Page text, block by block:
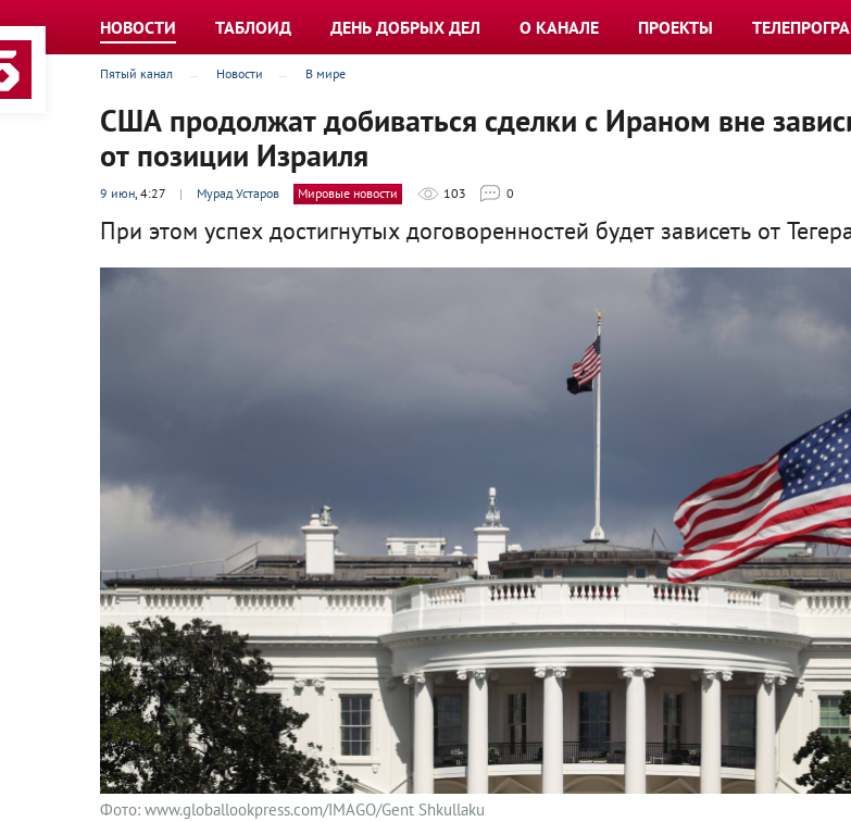
НОВОСТИ ТАБЛОИД ДЕНЬ ДОБРЫХ ДЕЛ О КАНАЛЕ ПРОЕКТЫ
Пятый канал Новости В мире
США продолжат добиваться сделки с Ираном вне
от позиции Израиля
9 июн, 4:27 | Мурад Устаров Мировые новости 103 0
При этом успех достигнутых договоренностей будет зависеть от
Фото: www.globallookpress.com/IMAGO/Gent Shkullaku